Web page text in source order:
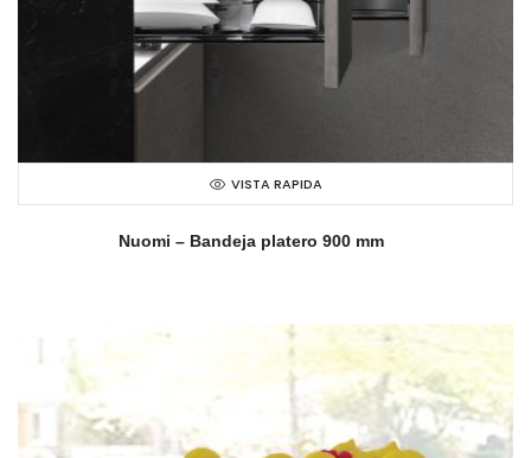
VISTA RAPIDA
Nuomi – Bandeja platero 900 mm